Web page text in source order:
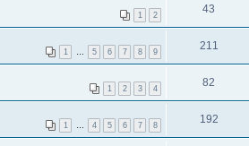
1 2 43
1 … 5 6 7 8 9 211
1 2 3 4 82
1 … 4 5 6 7 8 192